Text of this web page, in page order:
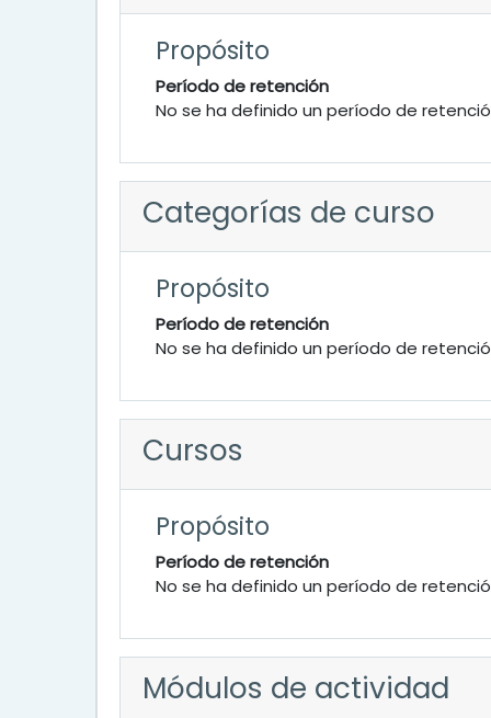
Propósito
Período de retención
No se ha definido un período de
Categorías de curso
Propósito
Período de retención
No se ha definido un período de
Cursos
Propósito
Período de retención
No se ha definido un período de
Módulos de actividad